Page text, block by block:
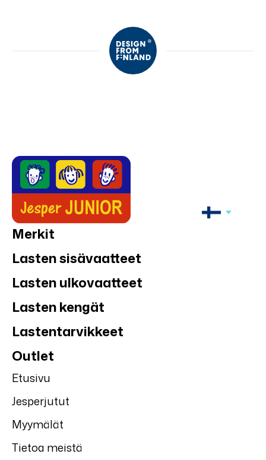
Merkit
Lasten sisävaatteet
Lasten ulkovaatteet
Lasten kengät
Lastentarvikkeet
Outlet
Etusivu
Jesperjutut
Myymälät
Tietoa meistä